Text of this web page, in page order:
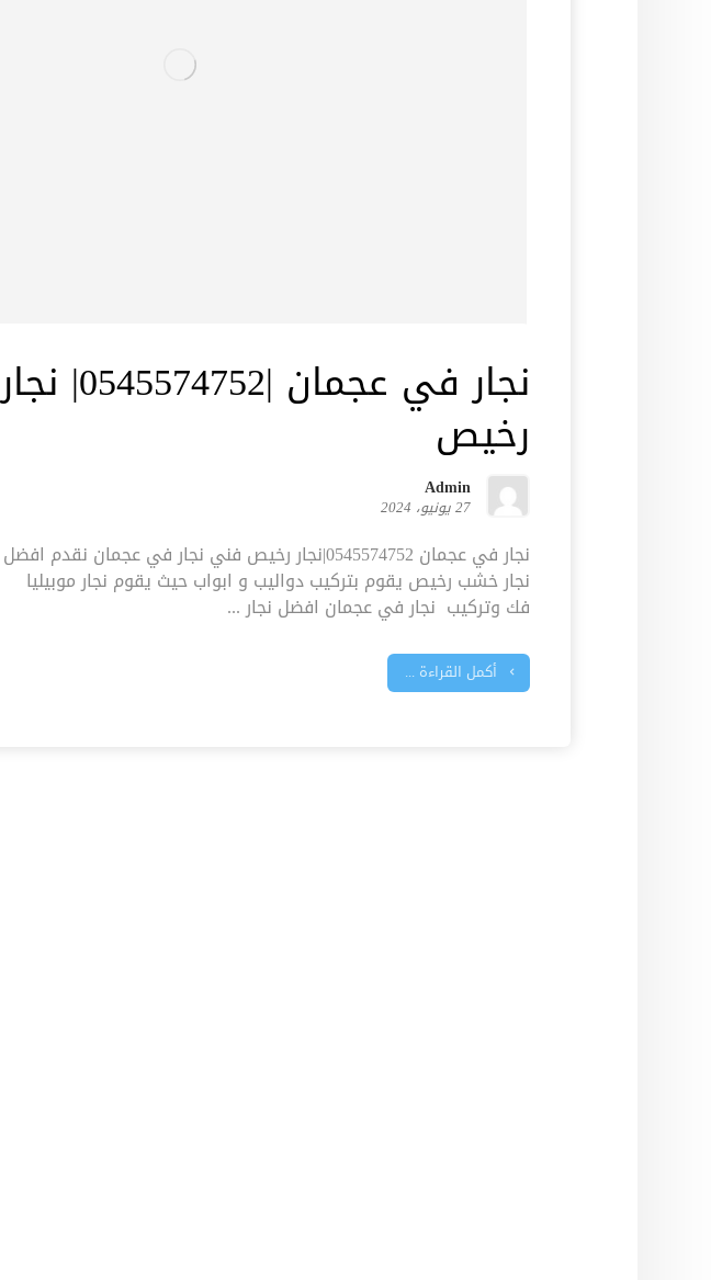
نجار في عجمان |0545574752| نجار
رخيص
Admin
27 يونيو، 2024
نجار في عجمان 0545574752|نجار رخيص فني نجار في عجمان نقدم افضل
نجار خشب رخيص يقوم بتركيب دواليب و ابواب حيث يقوم نجار موبيليا
فك وتركيب نجار في عجمان افضل نجار ...
أكمل القراءة ...